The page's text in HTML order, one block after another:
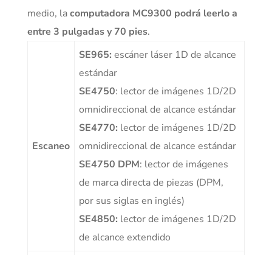
medio, lacomputadora MC9300 podrá leerlo a
entre 3 pulgadas y 70 pies.
Escaneo
SE965: escáner láser 1D de alcance
estándar
SE4750: lector de imágenes 1D/2D
omnidireccional de alcance estándar
SE4770: lector de imágenes 1D/2D
omnidireccional de alcance estándar
SE4750 DPM: lector de imágenes
de marca directa de piezas (DPM,
por sus siglas en inglés)
SE4850: lector de imágenes 1D/2D
de alcance extendido